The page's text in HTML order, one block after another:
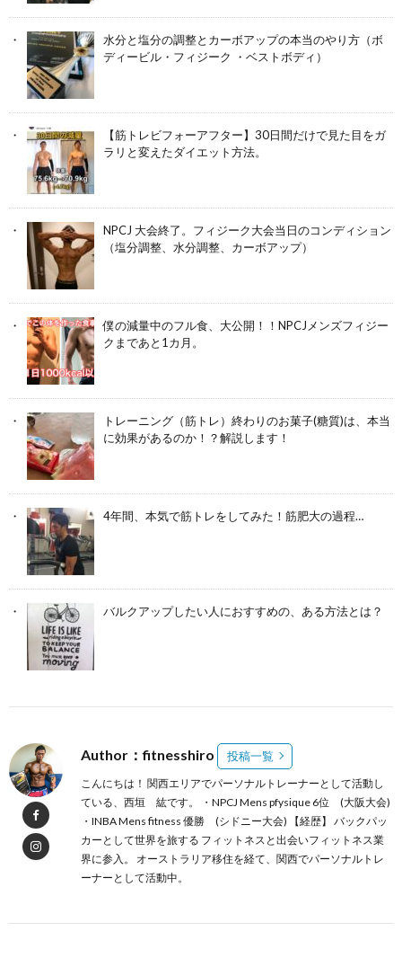
水分と塩分の調整とカーボアップの本当のやり方（ボ
ディービル・フィジーク ・ベストボディ）
【筋トレビフォーアフター】30日間だけで見た目をガ
ラリと変えたダイエット方法。
NPCJ 大会終了。フィジーク大会当日のコンディション
（塩分調整、水分調整、カーボアップ）
僕の減量中のフル食、大公開！！NPCJメンズフィジー
クまであと1カ月。
トレーニング（筋トレ）終わりのお菓子(糖質)は、本当
に効果があるのか！？解説します！
4年間、本気で筋トレをしてみた！筋肥大の過程…
バルクアップしたい人におすすめの、ある方法とは？
Author：fitnesshiro 投稿一覧
こんにちは！ 関西エリアでパーソナルトレーナーとして活動し
ている、西垣 紘です。 ・NPCJ Mens pfysique 6位 (大阪大会)
・INBA Mens fitness 優勝 (シドニー大会) 【経歴】 バックパッ
カーとして世界を旅する フィットネスと出会いフィットネス業
界に参入。 オーストラリア移住を経て、関西でパーソナルトレ
ーナーとして活動中。